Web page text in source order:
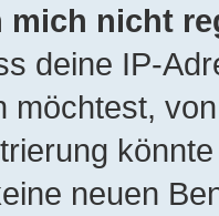
mich nicht
deine IP-
möchtest,
neuen